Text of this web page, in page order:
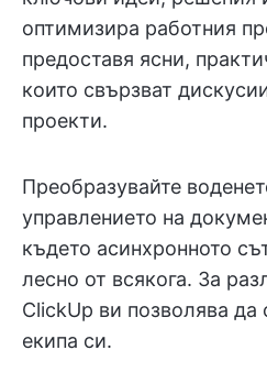
оптимизира работния
предоставя ясни,
които свързват
проекти.
Преобразувайте
управлението на
където асинхронното
лесно от всякога. За
ClickUp ви позволява
екипа си.